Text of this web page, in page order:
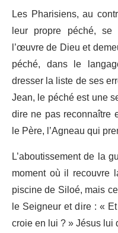
Les Pharisiens, au
leur propre péché,
l’œuvre de Dieu et
péché, dans le
dresser la liste de ses
Jean, le péché est une
dire ne pas reconnaître
le Père, l’Agneau qui
L’aboutissement de la
moment où il recouvre
piscine de Siloé, mais
le Seigneur et dire : «
croie en lui ? » Jésus lui